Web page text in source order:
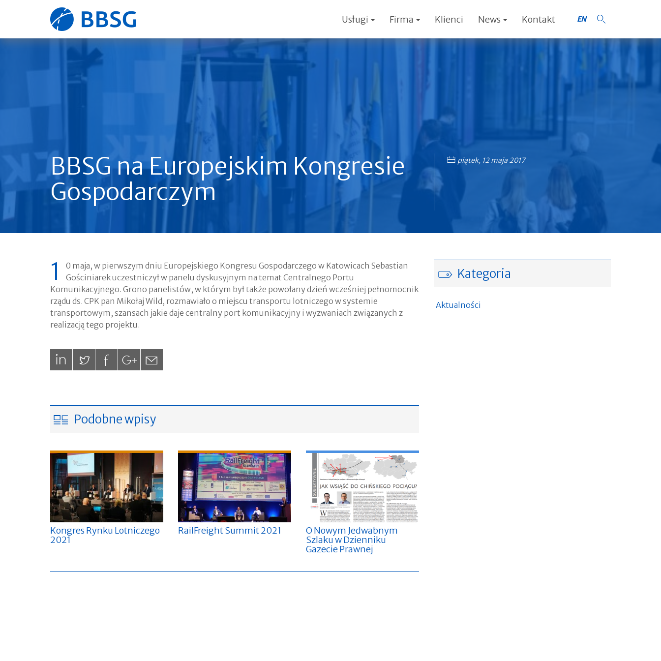
Strona
główna
Usługi Firma Klienci News Kontakt EN
BBSG na Europejskim Kongresie
Gospodarczym
piątek, 12 maja 2017
1
0 maja, w pierwszym dniu Europejskiego Kongresu Gospodarczego w Katowicach Sebastian
Gościniarek uczestniczył w panelu dyskusyjnym na temat Centralnego Portu
Komunikacyjnego. Grono panelistów, w którym był także powołany dzień wcześniej pełnomocnik
rządu ds. CPK pan Mikołaj Wild, rozmawiało o miejscu transportu lotniczego w systemie
transportowym, szansach jakie daje centralny port komunikacyjny i wyzwaniach związanych z
realizacją tego projektu.
Kategoria
Aktualności
Podobne wpisy
Kongres Rynku Lotniczego
2021
RailFreight Summit 2021
O Nowym Jedwabnym
Szlaku w Dzienniku
Gazecie Prawnej